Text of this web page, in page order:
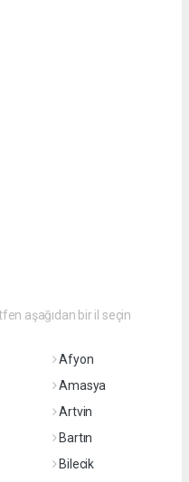
aşağıdan bir il seçin
Afyon
Amasya
Artvin
Bartın
Bilecik